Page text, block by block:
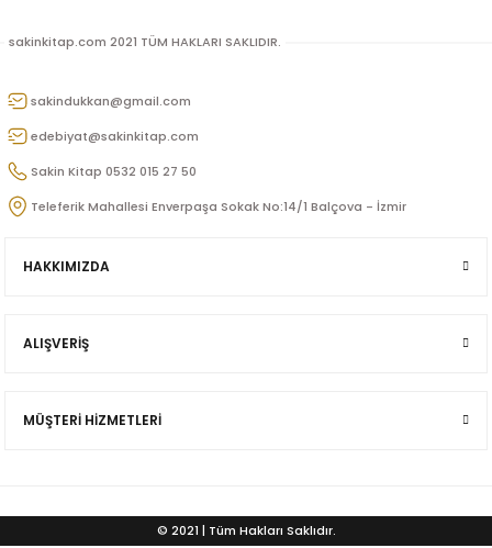
sakinkitap.com 2021 TÜM HAKLARI SAKLIDIR.
sakindukkan@gmail.com
edebiyat@sakinkitap.com
Sakin Kitap 0532 015 27 50
Teleferik Mahallesi Enverpaşa Sokak No:14/1 Balçova - İzmir
HAKKIMIZDA
ALIŞVERİŞ
MÜŞTERİ HİZMETLERİ
© 2021 | Tüm Hakları Saklıdır.